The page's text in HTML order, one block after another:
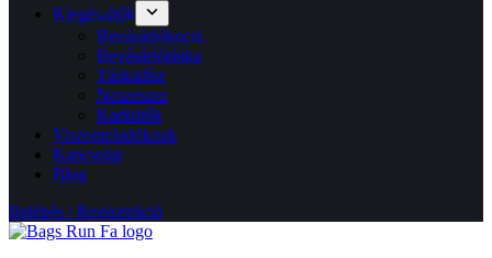
Kiegészítők
Bevásárlókocsi
Bevásárlótáska
Táskadísz
Neszeszer
Karkötők
Viszonteladóknak
Kapcsolat
Blog
Belépés / Regisztráció